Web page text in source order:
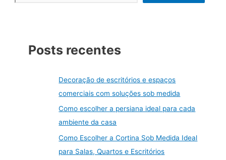
Posts recentes
Decoração de escritórios e espaços
comerciais com soluções sob medida
Como escolher a persiana ideal para cada
ambiente da casa
Como Escolher a Cortina Sob Medida Ideal
para Salas, Quartos e Escritórios